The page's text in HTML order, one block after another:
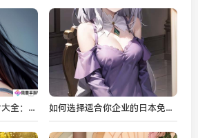
夫妻插秧38种方法图片大全：如何提高插秧效率并确保丰收？ 如何选择适合你企业的日本免费SaaS CRM系统：免费的CRM工具能带来哪些好处？